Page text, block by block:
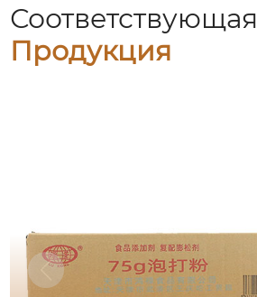
Соответствующая
Продукция